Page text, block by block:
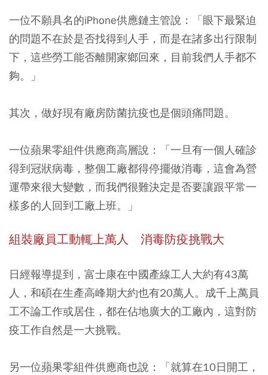
一位不願具名的iPhone供應鏈主管說：「眼下最緊迫
的問題不在於是否找得到人手，而是在諸多出行限制
下，這些勞工能否離開家鄉回來 ，目前我們人手都不
夠。」
其次，做好現有廠房防菌抗疫也是個頭痛問題。
一位蘋果零組件供應商高層說：「一旦有一個人確診
得到冠狀病毒，整個工廠都得停擺做消毒，這會為營
運帶來很大變數，而我們很難決定是否要讓跟平常一
樣多的人回到工廠上班。」
組裝廠員工動輒上萬人 消毒防疫挑戰大
日經報導提到，富士康在中國產線工人大約有43萬
人，和碩在生產高峰期大約也有20萬人。成千上萬員
工不論工作或居住，都在佔地廣大的工廠內，這對防
疫工作自然是一大挑戰。
另一位蘋果零組件供應商也說：「就算在10日開工，